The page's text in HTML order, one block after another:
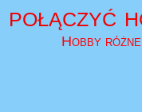
połączyć
Hobby